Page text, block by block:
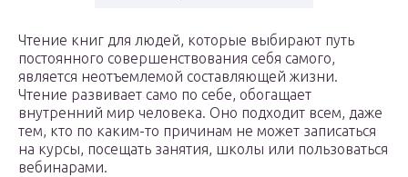
Чтение книг для людей, которые выбирают путь
постоянного совершенствования себя самого,
является неотъемлемой составляющей жизни.
Чтение развивает само по себе, обогащает
внутренний мир человека. Оно подходит всем, даже
тем, кто по каким-то причинам не может записаться
на курсы, посещать занятия, школы или пользоваться
вебинарами.